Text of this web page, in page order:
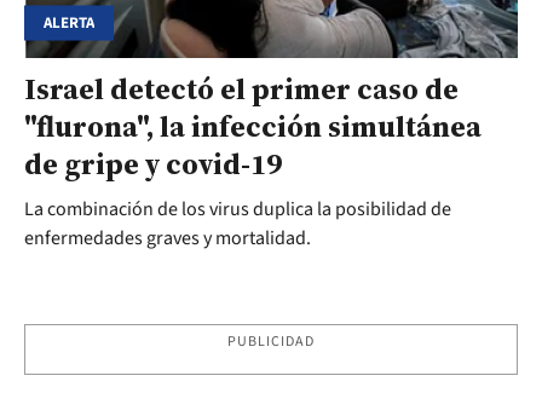
ALERTA
Israel detectó el primer caso de
"flurona", la infección simultánea
de gripe y covid-19
La combinación de los virus duplica la posibilidad de
enfermedades graves y mortalidad.
PUBLICIDAD